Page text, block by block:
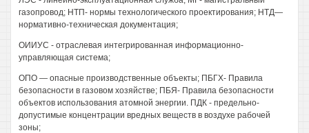
газопровод; НТП- нормы технологического проектирования; НТД—
нормативно-техническая документация;
ОИИУС - отраслевая интегрированная информационно-
управляющая система;
ОПО — опасные производственные объекты; ПБГХ- Правила
безопасности в газовом хозяйстве; ПБЯ- Правила безопасности
объектов использования атомной энергии. ПДК - предельно-
допустимые концентрации вредных веществ в воздухе рабочей
зоны;